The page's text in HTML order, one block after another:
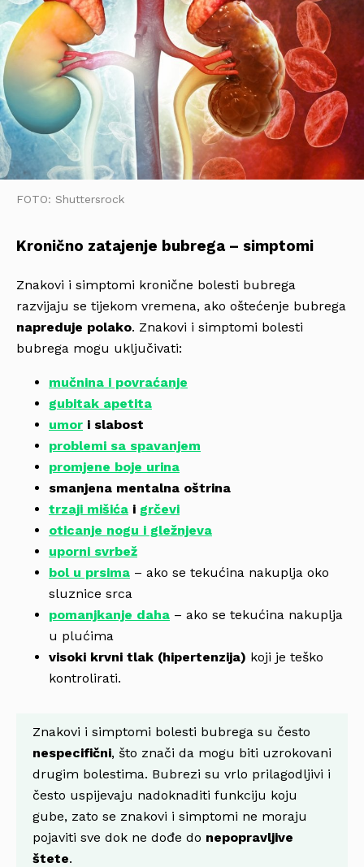
FOTO: Shuttersrock
Kronično zatajenje bubrega – simptomi
Znakovi i simptomi kronične bolesti bubrega
razvijaju se tijekom vremena, ako oštećenje bubrega
napreduje polako. Znakovi i simptomi bolesti
bubrega mogu uključivati​​:
mučnina i povraćanje
gubitak apetita
umor i slabost
problemi sa spavanjem
promjene boje urina
smanjena mentalna oštrina
trzaji mišića i grčevi
oticanje nogu i gležnjeva
uporni svrbež
bol u prsima – ako se tekućina nakuplja oko
sluznice srca
pomanjkanje daha – ako se tekućina nakuplja
u plućima
visoki krvni tlak (hipertenzija) koji je teško
kontrolirati.
Znakovi i simptomi bolesti bubrega su često
nespecifični, što znači da mogu biti uzrokovani
drugim bolestima. Bubrezi su vrlo prilagodljivi i
često uspijevaju nadoknaditi funkciju koju
gube, zato se znakovi i simptomi ne moraju
pojaviti sve dok ne dođe do nepopravljive
štete.